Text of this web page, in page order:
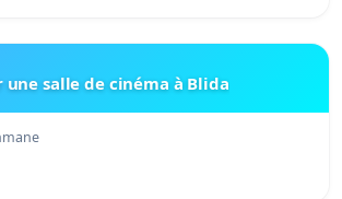
une salle de cinéma à Blida